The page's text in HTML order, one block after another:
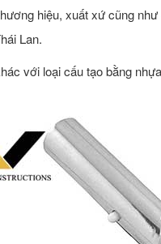
hiệu, xuất xứ cũng
Lan.
với loại cấu tạo bằng